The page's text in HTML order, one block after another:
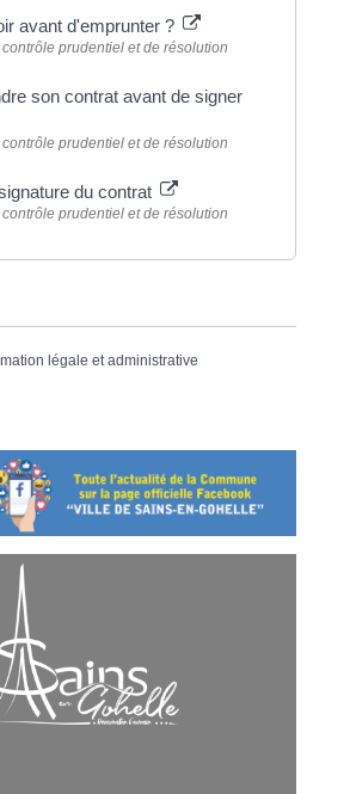
avant d'emprunter ?
prudentiel et de résolution
son contrat avant de signer
prudentiel et de résolution
du contrat
prudentiel et de résolution
légale et administrative